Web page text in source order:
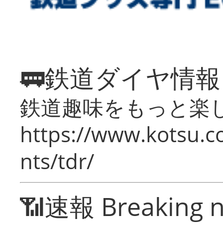
🚃鉄道ダイヤ情
鉄道趣味をもっと楽
https://
nts/tdr/
📶速報 Breaking